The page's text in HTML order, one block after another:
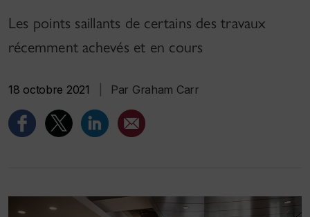
Les points saillants de certains des travaux
récemment achevés et en cours
18 octobre 2021 Par Graham Carr